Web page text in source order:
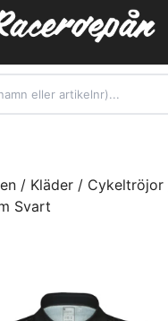
/ Kläder / Cykeltröjor
Svart